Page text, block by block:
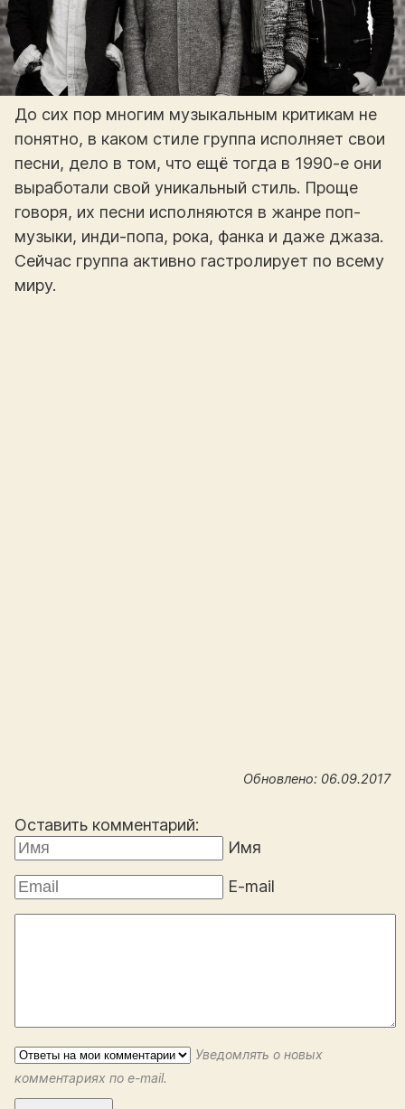
До сих пор многим музыкальным критикам не
понятно, в каком стиле группа исполняет свои
песни, дело в том, что ещё тогда в 1990-е они
выработали свой уникальный стиль. Проще
говоря, их песни исполняются в жанре поп-
музыки, инди-попа, рока, фанка и даже джаза.
Сейчас группа активно гастролирует по всему
миру.
Обновлено: 06.09.2017
Оставить комментарий:
Имя
E-mail
Уведомлять о новых
комментариях по e-mail.